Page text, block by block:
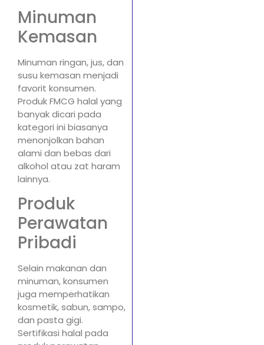
Minuman
Kemasan
Minuman ringan, jus, dan
susu kemasan menjadi
favorit konsumen.
Produk FMCG halal yang
banyak dicari pada
kategori ini biasanya
menonjolkan bahan
alami dan bebas dari
alkohol atau zat haram
lainnya.
Produk
Perawatan
Pribadi
Selain makanan dan
minuman, konsumen
juga memperhatikan
kosmetik, sabun, sampo,
dan pasta gigi.
Sertifikasi halal pada